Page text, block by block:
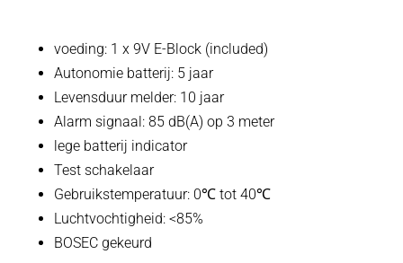
voeding: 1 x 9V E-Block (included)
Autonomie batterij: 5 jaar
Levensduur melder: 10 jaar
Alarm signaal: 85 dB(A) op 3 meter
lege batterij indicator
Test schakelaar
Gebruikstemperatuur: 0℃ tot 40℃
Luchtvochtigheid: <85%
BOSEC gekeurd